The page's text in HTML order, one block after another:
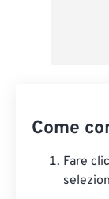
Come
Fare